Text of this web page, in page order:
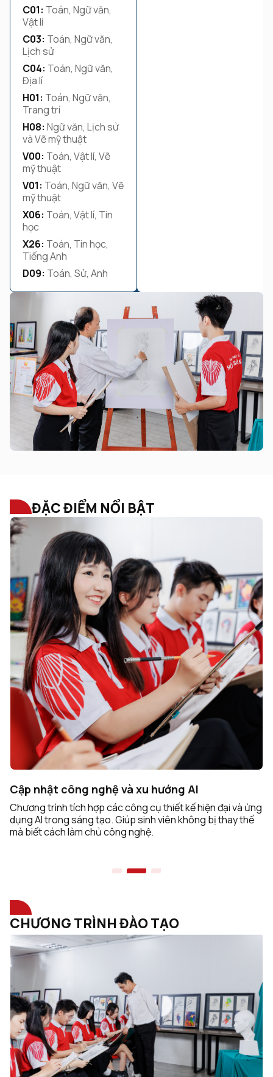
C01: Toán, Ngữ văn,
Vật lí
C03: Toán, Ngữ văn,
Lịch sử
C04: Toán, Ngữ văn,
Địa lí
H01: Toán, Ngữ văn,
Trang trí
H08: Ngữ văn, Lịch sử
và Vẽ mỹ thuật
V00: Toán, Vật lí, Vẽ
mỹ thuật
V01: Toán, Ngữ văn, Vẽ
mỹ thuật
X06: Toán, Vật lí, Tin
học
X26: Toán, Tin học,
Tiếng Anh
D09: Toán, Sử, Anh
ĐẶC ĐIỂM NỔI BẬT
Môi trường học tập sáng tạo, quốc tế
Không gian học tập mở, khuyến khích cá tính thiết kế riêng.
Tăng cường yếu tố quốc tế, giúp sinh viên sẵn sàng làm
việc toàn cầu.
CHƯƠNG TRÌNH ĐÀO TẠO